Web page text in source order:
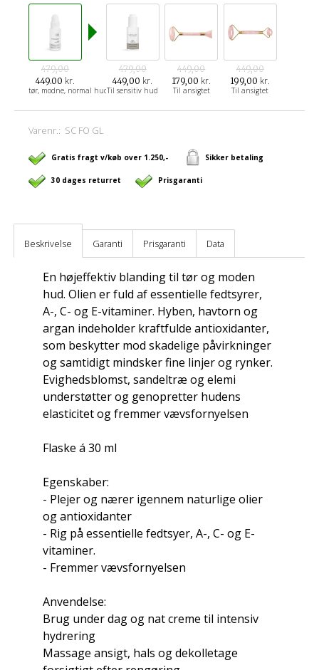
479,00
449.00 kr.
tør, modne, normal hud
479,00
449,00 kr.
Til sensitiv hud
449,00
179,00 kr.
Til ansigtet
449,00
199,00 kr.
Til ansigtet
Varenr.: SC FO GL
Gratis fragt v/køb over 1.250,- Sikker betaling
30 dages returret Prisgaranti
Beskrivelse Garanti Prisgaranti Data
En højeffektiv blanding til tør og moden
hud. Olien er fuld af essentielle fedtsyrer,
A-, C- og E-vitaminer. Hyben, havtorn og
argan indeholder kraftfulde antioxidanter,
som beskytter mod skadelige påvirkninger
og samtidigt mindsker fine linjer og rynker.
Evighedsblomst, sandeltræ og elemi
understøtter og genopretter hudens
elasticitet og fremmer vævsfornyelsen
Flaske á 30 ml
Egenskaber:
- Plejer og nærer igennem naturlige olier
og antioxidanter
- Rig på essentielle fedtsyer, A-, C- og E-
vitaminer.
- Fremmer vævsfornyelsen
Anvendelse:
Brug under dag og nat creme til intensiv
hydrering
Massage ansigt, hals og dekolletage